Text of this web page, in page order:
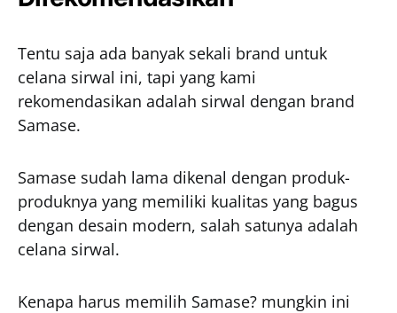
Tentu saja ada banyak sekali brand untuk
celana sirwal ini, tapi yang kami
rekomendasikan adalah sirwal dengan brand
Samase.
Samase sudah lama dikenal dengan produk-
produknya yang memiliki kualitas yang bagus
dengan desain modern, salah satunya adalah
celana sirwal.
Kenapa harus memilih Samase? mungkin ini